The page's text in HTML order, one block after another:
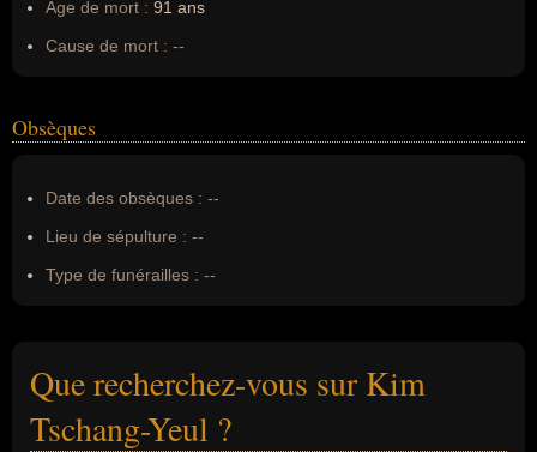
Âge de mort : 91 ans
Cause de mort : --
Obsèques
Date des obsèques : --
Lieu de sépulture : --
Type de funérailles : --
Que recherchez-vous sur Kim
Tschang-Yeul ?